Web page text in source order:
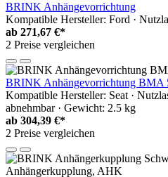
BRINK Anhängevorrichtung
Kompatible Hersteller: Ford ·
ab 271,67 €*
2 Preise vergleichen
BRINK Anhängevorrichtung BMA
Kompatible Hersteller: Seat ·
abnehmbar · Gewicht: 2.5 kg
ab 304,39 €*
2 Preise vergleichen